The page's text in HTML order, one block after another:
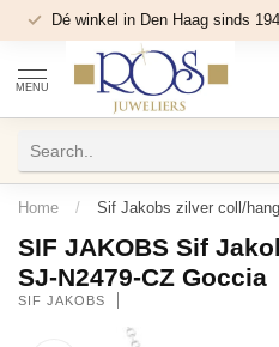
Dé winkel in Den Haag sinds
MENU
Home / Sif Jakobs zilver coll/
SIF JAKOBS Sif
SJ-N2479-CZ Goccia
SIF JAKOBS